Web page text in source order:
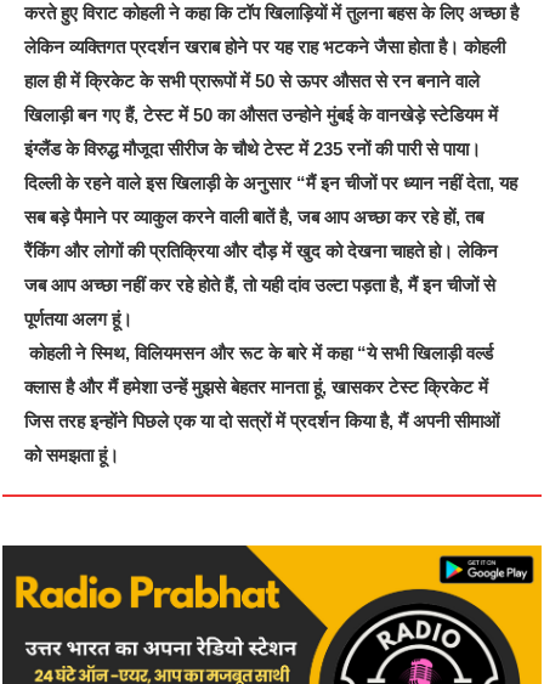
करते हुए विराट कोहली ने कहा कि टॉप खिलाड़ियों में तुलना बहस के लिए अच्छा है
लेकिन व्यक्तिगत प्रदर्शन खराब होने पर यह राह भटकने जैसा होता है। कोहली
हाल ही में क्रिकेट के सभी प्रारूपों में 50 से ऊपर औसत से रन बनाने वाले
खिलाड़ी बन गए हैं, टेस्ट में 50 का औसत उन्होने मुंबई के वानखेड़े स्टेडियम में
इंग्लैंड के विरुद्ध मौजूदा सीरीज के चौथे टेस्ट में 235 रनों की पारी से पाया।
दिल्ली के रहने वाले इस खिलाड़ी के अनुसार “मैं इन चीजों पर ध्यान नहीं देता, यह
सब बड़े पैमाने पर व्याकुल करने वाली बातें है, जब आप अच्छा कर रहे हों, तब
रैंकिंग और लोगों की प्रतिक्रिया और दौड़ में खुद को देखना चाहते हो। लेकिन
जब आप अच्छा नहीं कर रहे होते हैं, तो यही दांव उल्टा पड़ता है, मैं इन चीजों से
पूर्णतया अलग हूं।
कोहली ने स्मिथ, विलियमसन और रूट के बारे में कहा “ये सभी खिलाड़ी वर्ल्ड
क्लास है और मैं हमेशा उन्हें मुझसे बेहतर मानता हूं, खासकर टेस्ट क्रिकेट में
जिस तरह इन्होंने पिछले एक या दो सत्रों में प्रदर्शन किया है, मैं अपनी सीमाओं
को समझता हूं।